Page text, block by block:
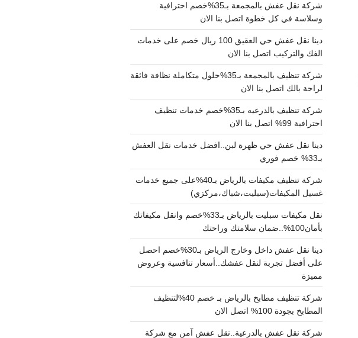
شركة نقل عفش بالمجمعة بـ35%خصم احترافية
وسلاسة في كل خطوة اتصل بنا الان
دينا نقل عفش حي العقيق 100 ريال خصم على خدمات
الفك والتركيب اتصل بنا الان
شركة تنظيف بالمجمعة بـ35%حلول متكاملة نظافة فائقة
لراحة بالك اتصل بنا الان
شركة تنظيف بالدرعيه بـ35%خصم خدمات تنظيف
احترافية 99% اتصل بنا الان
دينا نقل عفش حي ظهرة لبن..افضل خدمات نقل العفش
بـ33% خصم فوري
شركة تنظيف مكيفات بالرياض بـ40%على جميع خدمات
غسيل المكيفات(سبليت،شباك،مركزي)
نقل مكيفات سبليت بالرياض بـ33%خصم وانقل مكيفاتك
بأمان100%..ضمان سلامتك وراحتك
دينا نقل عفش داخل وخارج الرياض بـ30%خصم احصل
على أفضل تجربة لنقل عفشك..أسعار تنافسية وعروض
مميزة
شركة تنظيف مطابخ بالرياض بـ خصم 40%لتنظيف
المطابخ بجودة 100% اتصل الان
شركة نقل عفش بالدرعية..نقل عفش آمن مع شركة